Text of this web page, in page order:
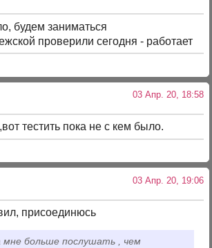
будем заниматься
проверили сегодня - работает
03 Апр. 20, 18:58
тестить пока не с кем было.
03 Апр. 20, 19:06
присоединюсь
мне больше послушать , чем